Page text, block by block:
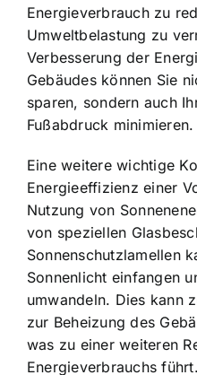
Energieverbrauch zu
Umweltbelastung zu
Verbesserung der
Gebäudes können Sie
sparen, sondern auch
Fußabdruck minimieren.
Eine weitere wichtige
Energieeffizienz einer
Nutzung von
von speziellen
Sonnenschutzlamellen
Sonnenlicht einfangen
umwandeln. Dies kann
zur Beheizung des
was zu einer weiteren
Energieverbrauchs führt.